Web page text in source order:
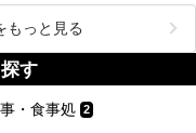
もっと見る
す
・食事処 2